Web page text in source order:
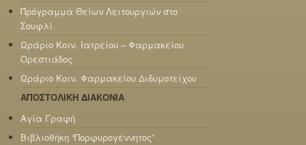
Πρόγραμμα Θείων Λειτουργιών στο
Σουφλί
Ωράριο Κοιν. Ιατρείου – Φαρμακείου
Ορεστιάδος
Ωράριο Κοιν. Φαρμακείου Διδυμοτείχου
ΑΠΟΣΤΟΛΙΚΗ ΔΙΑΚΟΝΙΑ
Αγία Γραφή
Βιβλιοθήκη “Πορφυρογέννητος”